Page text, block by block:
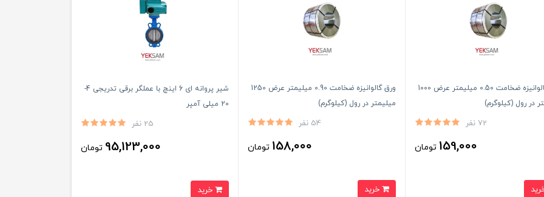
ورق گالوانیزه ضخامت 0.50 میلیمتر عرض 1000
در رول (کیلوگرم)
72 نفر
159,000 تومان
ورق گالوانیزه ضخامت 0.90 میلیمتر عرض 1250
میلیمتر در رول (کیلوگرم)
54 نفر
158,000 تومان
خرید
شیر پروانه ای 6 اینچ با عملگر برقی تدریجی 4-
20 میلی آمپر
25 نفر
95,123,000 تومان
خرید